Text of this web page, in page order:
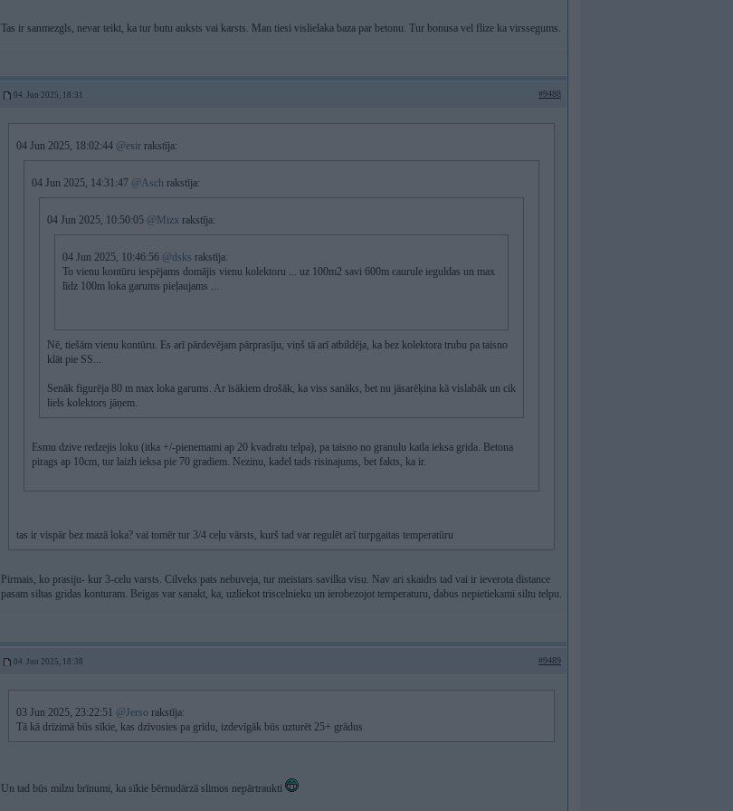
Tas ir sanmezgls, nevar teikt, ka tur butu auksts vai karsts. Man tiesi vislielaka baza par betonu. Tur bonusa vel flize ka virssegums.
04. Jun 2025, 18:31 #9488
04 Jun 2025, 18:02:44 @esir rakstīja:
04 Jun 2025, 14:31:47 @Asch rakstīja:
04 Jun 2025, 10:50:05 @Mizx rakstīja:
04 Jun 2025, 10:46:56 @dsks rakstīja:
To vienu kontūru iespējams domājis vienu kolektoru ... uz 100m2 savi 600m caurule ieguldas un max
līdz 100m loka garums pieļaujams ...
Nē, tiešām vienu kontūru. Es arī pārdevējam pārprasīju, viņš tā arī atbildēja, ka bez kolektora trubu pa taisno
klāt pie SS...
Senāk figurēja 80 m max loka garums. Ar īsākiem drošāk, ka viss sanāks, bet nu jāsarēķina kā vislabāk un cik
liels kolektors jāņem.
Esmu dzive redzejis loku (itka +/-pienemami ap 20 kvadratu telpa), pa taisno no granulu katla ieksa grida. Betona
pirags ap 10cm, tur laizh ieksa pie 70 gradiem. Nezinu, kadel tads risinajums, bet fakts, ka ir.
tas ir vispār bez mazā loka? vai tomēr tur 3/4 ceļu vārsts, kurš tad var regulēt arī turpgaitas temperatūru
Pirmais, ko prasiju- kur 3-celu varsts. Cilveks pats nebuveja, tur meistars savilka visu. Nav ari skaidrs tad vai ir ieverota distance
pasam siltas gridas konturam. Beigas var sanakt, ka, uzliekot triscelnieku un ierobezojot temperaturu, dabus nepietiekami siltu telpu.
04. Jun 2025, 18:38 #9489
03 Jun 2025, 23:22:51 @Jerso rakstīja:
Tā kā drīzimā būs sīkie, kas dzīvosies pa grīdu, izdevīgāk būs uzturēt 25+ grādus
Un tad būs milzu brīnumi, ka sīkie bērnudārzā slimos nepārtraukti